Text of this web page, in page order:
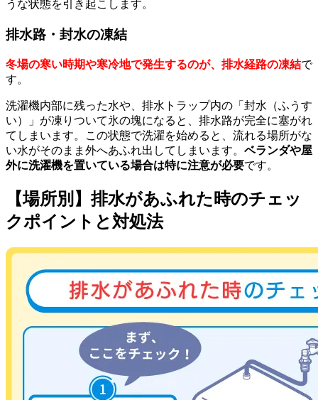
うな状態を引き起こします。
排水路・封水の凍結
冬場の寒い時期や寒冷地で発生するのが、排水経路の凍結で
す。
洗濯機内部に残った水や、排水トラップ内の「封水（ふうす
い）」が凍りついて氷の塊になると、排水路が完全に塞がれ
てしまいます。この状態で洗濯を始めると、流れる場所がな
い水がそのまま外へあふれ出してしまいます。 ベランダや屋
外に洗濯機を置いている場合は特に注意が必要です。
【場所別】排水があふれた時のチェッ
クポイントと対処法